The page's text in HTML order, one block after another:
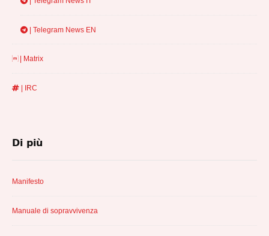
| Telegram News EN
| Matrix
| IRC
Di più
Manifesto
Manuale di sopravvivenza